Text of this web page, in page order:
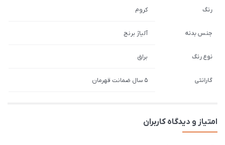
رنگ کروم
جنس بدنه آلیاژ برنج
نوع رنگ براق
گارانتی 5 سال ضمانت قهرمان
امتیاز و دیدگاه کاربران